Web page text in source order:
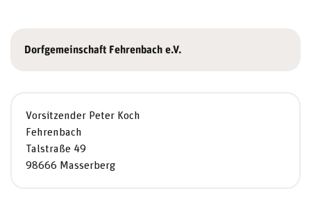
Dorfgemeinschaft Fehrenbach e.V.
Vorsitzender Peter Koch
Fehrenbach
Talstraße 49
98666 Masserberg